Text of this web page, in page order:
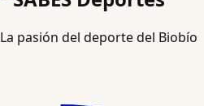
La pasión del deporte del Biobío